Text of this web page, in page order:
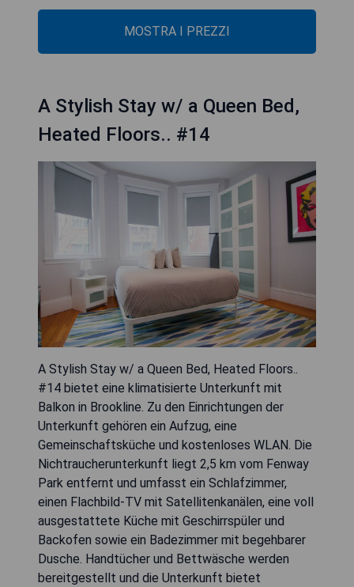
MOSTRA I PREZZI
A Stylish Stay w/ a Queen Bed,
Heated Floors.. #14
A Stylish Stay w/ a Queen Bed, Heated Floors..
#14 bietet eine klimatisierte Unterkunft mit
Balkon in Brookline. Zu den Einrichtungen der
Unterkunft gehören ein Aufzug, eine
Gemeinschaftsküche und kostenloses WLAN. Die
Nichtraucherunterkunft liegt 2,5 km vom Fenway
Park entfernt und umfasst ein Schlafzimmer,
einen Flachbild-TV mit Satellitenkanälen, eine voll
ausgestattete Küche mit Geschirrspüler und
Backofen sowie ein Badezimmer mit begehbarer
Dusche. Handtücher und Bettwäsche werden
bereitgestellt und die Unterkunft bietet